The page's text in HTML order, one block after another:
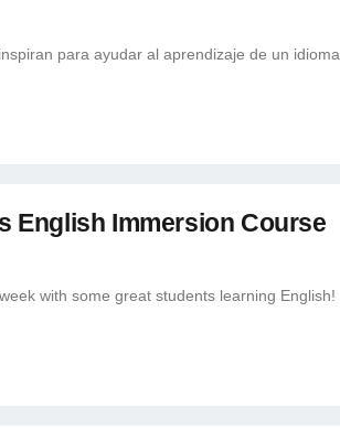
para ayudar al aprendizaje de un idioma.
English Immersion Course
with some great students learning English!